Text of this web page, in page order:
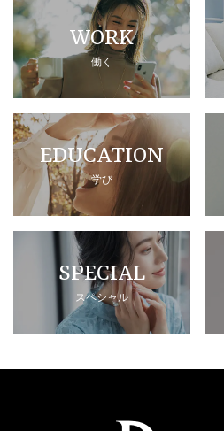
WORK
働く
EDUCATION
学び
SPECIAL
スペシャル